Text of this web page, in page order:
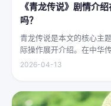
《青龙传说》剧情介
吗？
青龙传说是本文的核心主
际操作展开介绍。在中华
璨夺目的明珠，它与白虎
2026-04-13